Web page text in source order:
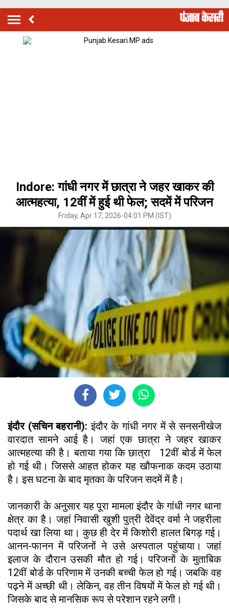
Indore: गांधी नगर में छात्रा ने जहर खाकर की
आत्महत्या, 12वीं में हुई थी फेल; सदमें में परिजन
Friday, Apr 17, 2026-04:01 PM (IST)
इंदौर (सचिन बहरानी):इंदौर के गांधी नगर में से सनसनीखेज
वारदात सामने आई है। जहां एक छात्रा ने जहर खाकर
आत्महत्या की है। बताया गया कि छात्रा 12वीं बोर्ड में फेल
हो गई थी। जिससे आहत होकर यह खौफनाक कदम उठाया
है। इस घटना के बाद मृतका के परिजन सदमें में है।
जानकारी के अनुसार यह पूरा मामला इंदौर के गांधी नगर थाना
क्षेत्र का है। जहां निवासी खुशी पुत्री देवेंद्र वर्मा ने जहरीला
पदार्थ खा लिया था। कुछ ही देर में किशोरी हालत बिगड़ गई।
आनन-फानन में परिजनों ने उसे अस्पताल पहुंचाया। जहां
इलाज के दौरान उसकी मौत हो गई। परिजनों के मुताबिक
12वीं बोर्ड के परिणाम में उनकी बच्ची फेल हो गई। जबकि वह
पढ़ने में अच्छी थी। लेकिन, वह तीन विषयों में फेल हो गई थी।
जिसके बाद से मानसिक रूप से परेशान रहने लगी।